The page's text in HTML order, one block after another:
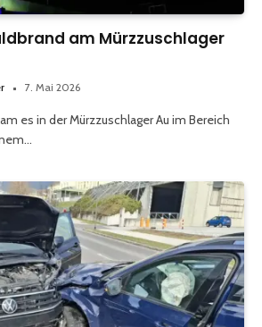
am Mürzzuschlager
7. Mai 2026
es in der Mürzzuschlager Au im Bereich